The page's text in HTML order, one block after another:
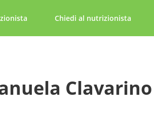
Chiedi al nutrizionista
Clavarino